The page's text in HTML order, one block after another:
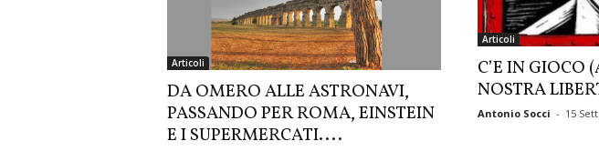
Articoli
DA OMERO ALLE ASTRONAVI,
PASSANDO PER ROMA, EINSTEIN
E I SUPERMERCATI....
Articoli
C’E IN GIOCO
NOSTRA
Antonio Socci - 15